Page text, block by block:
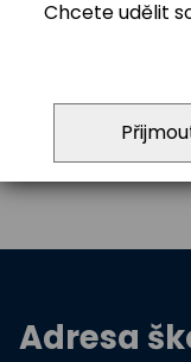
Adresa
Chcete udělit